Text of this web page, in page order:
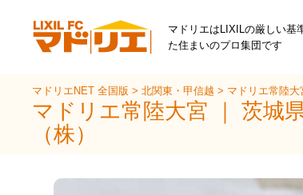
マドリエはLIXILの厳しい基
た住まいのプロ集団です
マドリエNET 全国版>北関東・甲信越> マドリエ常陸大
マドリエ常陸大宮 ｜ 茨城
（株）